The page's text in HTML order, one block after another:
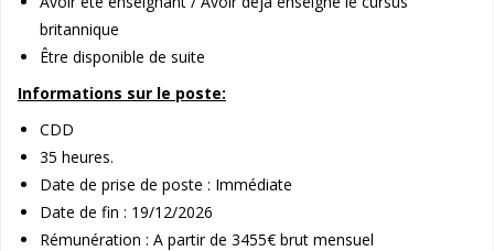
britannique
Être disponible de suite
Informations sur le poste:
CDD
35 heures.
Date de prise de poste : Immédiate
Date de fin : 19/12/2026
Rémunération : A partir de 3455€ brut mensuel